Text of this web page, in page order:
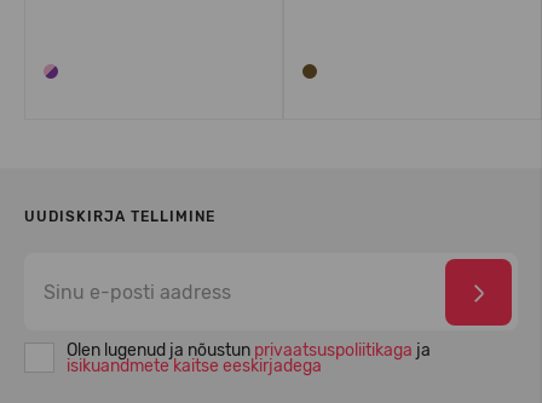
UUDISKIRJA TELLIMINE
Olen lugenud ja nõustun privaatsuspoliitikaga ja
isikuandmete kaitse eeskirjadega